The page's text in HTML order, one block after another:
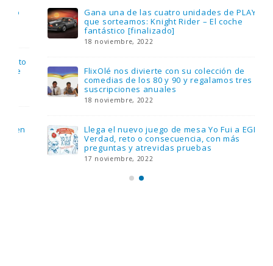
Gana una de las cuatro unidades de PLAYMOBIL
que sorteamos: Knight Rider – El coche
fantástico [finalizado]
18 noviembre, 2022
FlixOlé nos divierte con su colección de
comedias de los 80 y 90 y regalamos tres
suscripciones anuales
18 noviembre, 2022
Llega el nuevo juego de mesa Yo Fui a EGB:
Verdad, reto o consecuencia, con más
preguntas y atrevidas pruebas
17 noviembre, 2022